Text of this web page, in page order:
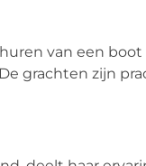
van een
grachten zijn